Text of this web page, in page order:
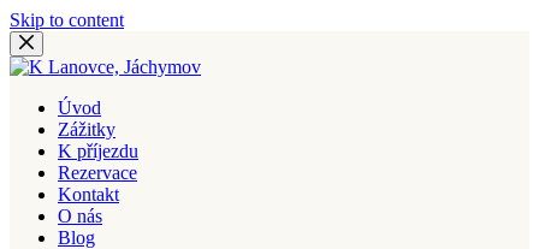
Skip to content
Úvod
Zážitky
K příjezdu
Rezervace
Kontakt
O nás
Blog